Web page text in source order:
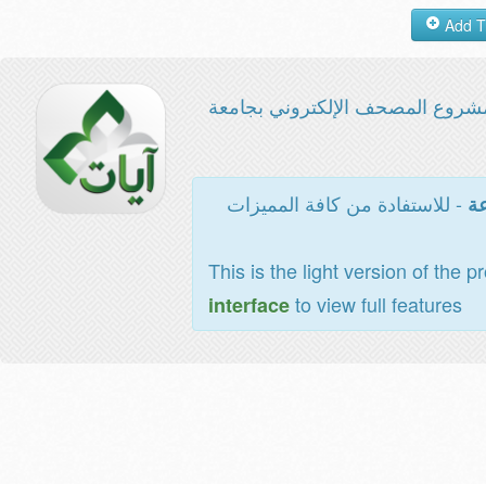
المصحف الإلكتروني بجامعة
- للاستفادة من كافة المميزات
This is the light version of the
interfaceto view full features